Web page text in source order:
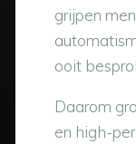
grijpen
ooit
Daarom
en high-